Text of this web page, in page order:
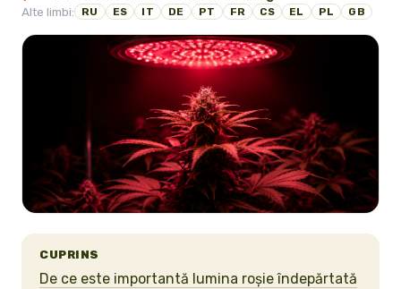
Alte limbi:
RU ES IT DE PT FR CS EL PL GB
CUPRINS
De ce este importantă lumina roșie îndepărtată